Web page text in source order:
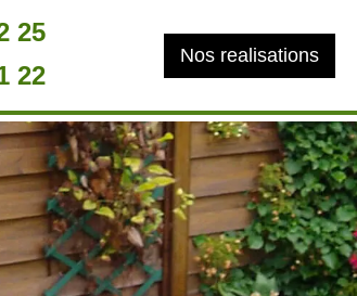
25
22
Nos realisations